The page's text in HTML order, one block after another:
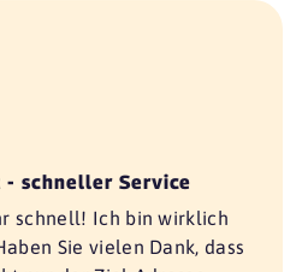
schneller Service
schnell! Ich bin wirklich
Sie vielen Dank, dass